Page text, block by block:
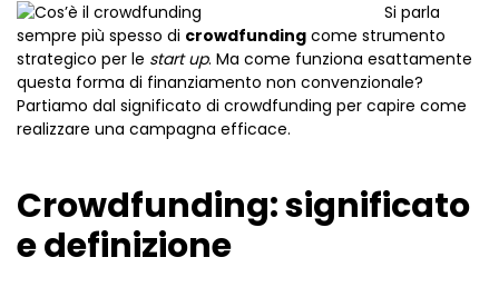
Si parla
sempre più spesso di crowdfunding come strumento
strategico per le start up. Ma come funziona esattamente
questa forma di finanziamento non convenzionale?
Partiamo dal significato di crowdfunding per capire come
realizzare una campagna efficace.
Crowdfunding: significato
e definizione